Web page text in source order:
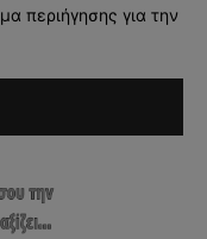
περιήγησης για την